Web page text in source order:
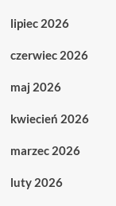
lipiec 2026
czerwiec 2026
maj 2026
kwiecień 2026
marzec 2026
luty 2026